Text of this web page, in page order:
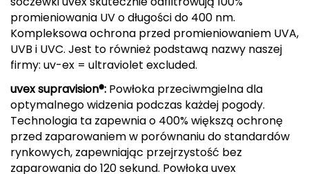
Deuter
Dolomite
E
EISBAR
ENERO
promieniowania UV o długości do 400 nm.
Kompleksowa ochrona przed promieniowaniem UVA,
UVB i UVC. Jest to również podstawą nazwy naszej
firmy: uv-ex = ultraviolet excluded.
uvex supravision®: Powłoka przeciwmgielna dla
optymalnego widzenia podczas każdej pogody.
Technologia ta zapewnia o 400% większą ochronę
przed zaparowaniem w porównaniu do standardów
rynkowych, zapewniając przejrzystość bez
zaparowania do 120 sekund. Powłoka uvex